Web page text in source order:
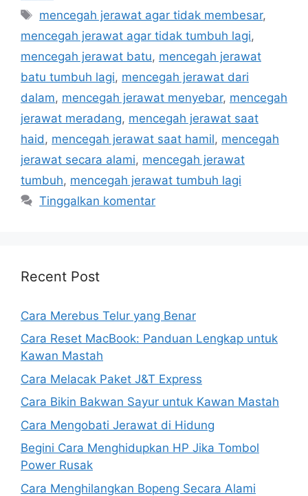
Tag
mencegah jerawat agar tidak membesar,
mencegah jerawat agar tidak tumbuh lagi,
mencegah jerawat batu, mencegah jerawat
batu tumbuh lagi, mencegah jerawat dari
dalam, mencegah jerawat menyebar, mencegah
jerawat meradang, mencegah jerawat saat
haid , mencegah jerawat saat hamil, mencegah
jerawat secara alami, mencegah jerawat
tumbuh, mencegah jerawat tumbuh lagi
Tinggalkan komentar
Recent Post
Cara Merebus Telur yang Benar
Cara Reset MacBook: Panduan Lengkap untuk
Kawan Mastah
Cara Melacak Paket J&T Express
Cara Bikin Bakwan Sayur untuk Kawan Mastah
Cara Mengobati Jerawat di Hidung
Begini Cara Menghidupkan HP Jika Tombol
Power Rusak
Cara Menghilangkan Bopeng Secara Alami